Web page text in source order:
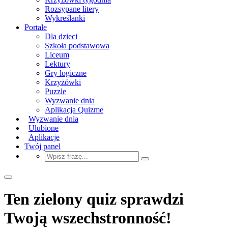
Rozsypane litery
Wykreślanki
Portale
Dla dzieci
Szkoła podstawowa
Liceum
Lektury
Gry logiczne
Krzyżówki
Puzzle
Wyzwanie dnia
Aplikacja Quizme
Wyzwanie dnia
Ulubione
Aplikacje
Twój panel
Ten zielony quiz sprawdzi
Twoją wszechstronność!